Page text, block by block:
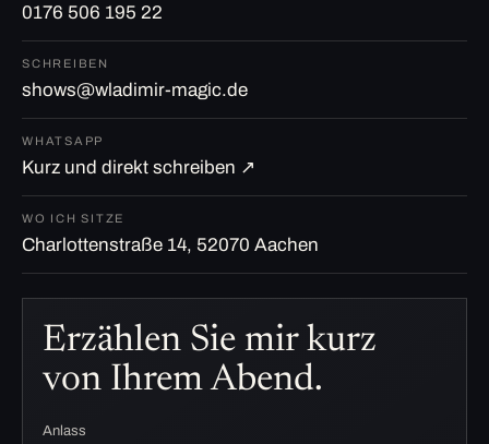
0176 506 195 22
SCHREIBEN
shows@wladimir-magic.de
WHATSAPP
Kurz und direkt schreiben ↗
WO ICH SITZE
Charlottenstraße 14, 52070 Aachen
Erzählen Sie mir kurz
von Ihrem Abend.
Anlass